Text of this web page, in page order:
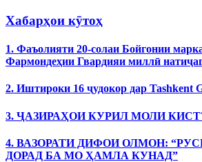
Хабарҳои кӯтоҳ
1. Фаъолияти 20-солаи Бойгонии
Фармондеҳии Гвардияи миллӣ
2. Иштироки 16 ҷудокор дар Tashkent
3. ҶАЗИРАҲОИ КУРИЛ МОЛИ
4. ВАЗОРАТИ ДИФОИ ОЛМОН:
ДОРАД БА МО ҲАМЛА КУНАД”